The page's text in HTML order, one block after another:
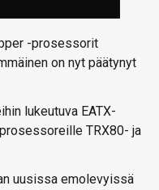
-prosessorit
on nyt päätynyt
lukeutuva EATX-
TRX80- ja
uusissa emolevyissä